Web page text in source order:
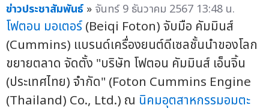
ข่าวประชาสัมพันธ์ » จันทร์ 9 ธันวาคม 2567 13:48 น.
โฟตอน มอเตอร์(Beiqi Foton) จับมือ คัมมินส์
(Cummins) แบรนด์เครื่องยนต์ดีเซลชั้นนำของโลก
ขยายตลาด จัดตั้ง "บริษัท โฟตอน คัมมินส์ เอ็นจิ้น
(ประเทศไทย) จำกัด" (Foton Cummins Engine
(Thailand) Co., Ltd.) ณ นิคมอุตสาหกรรมอมตะ